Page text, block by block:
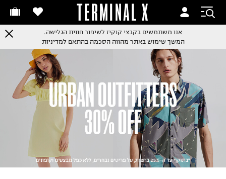
TERMINAL X
אנו משתמשים בקבצי קוקיז לשיפור חווית הגלישה.
המשך שימוש באתר מהווה הסכמה בהתאם למדיניות